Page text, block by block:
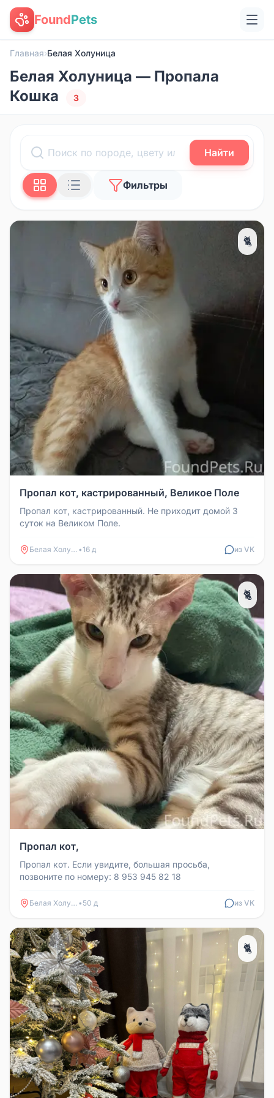
FoundPets
Главная›Белая Холуница
Белая Холуница — Пропала
Кошка
3
Найти
Фильтры
🐈
Пропал кот, кастрированный, Великое Поле
Пропал кот, кастрированный. Не приходит домой 3
суток на Великом Поле.
Белая Холуница •16 д из VK
🐈
Пропал кот,
Пропал кот. Если увидите, большая просьба,
позвоните по номеру: 8 953 945 82 18
Белая Холуница • 50 д из VK
🐈